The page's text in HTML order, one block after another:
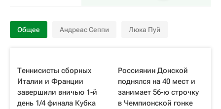
Общее Андреас Сеппи Люка Пуй
Теннисисты сборных
Италии и Франции
завершили вничью 1-й
день 1/4 финала Кубка
Россиянин Донской
поднялся на 40 мест и
занимает 56-ю строчку
в Чемпионской гонке